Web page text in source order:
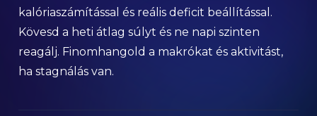
kalóriaszámítással és reális deficit beállítással.
Kövesd a heti átlag súlyt és ne napi szinten
reagálj. Finomhangold a makrókat és aktivitást,
ha stagnálás van.